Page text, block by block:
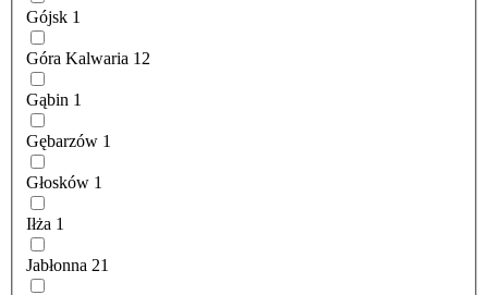
Gójsk 1
Góra Kalwaria 12
Gąbin 1
Gębarzów 1
Głosków 1
Iłża 1
Jabłonna 21